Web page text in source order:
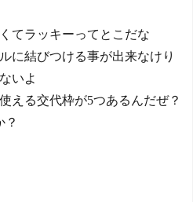
てラッキーってとこだな
に結びつける事が出来なけり
いよ
える交代枠が5つあるんだぜ？
？